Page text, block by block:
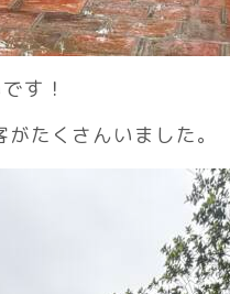
す！
たくさんいました。